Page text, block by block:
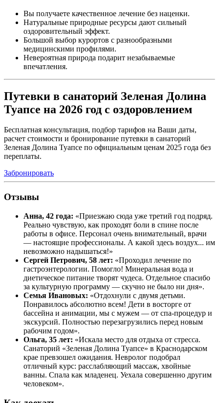
Вы получаете качественное лечение без наценки.
Натуральные природные ресурсы дают сильный
оздоровительный эффект.
Большой выбор курортов с разнообразными
медицинскими профилями.
Невероятная природа подарит незабываемые
впечатления.
Путевки в санаторий Зеленая Долина
Туапсе на 2026 год с оздоровлением
Бесплатная консультация, подбор тарифов на Ваши даты,
расчет стоимости и бронирование путевки в санаторий
Зеленая Долина Туапсе по официальным ценам 2025 года без
переплаты.
Забронировать
Отзывы
Анна, 42 года: «Приезжаю сюда уже третий год подряд.
Реально чувствую, как проходят боли в спине после
работы в офисе. Персонал очень внимательный, врачи
— настоящие профессионалы. А какой здесь воздух... им
невозможно надышаться!»
Сергей Петрович, 58 лет: «Проходил лечение по
гастроэнтерологии. Помогло! Минеральная вода и
диетическое питание творят чудеса. Отдельное спасибо
за культурную программу — скучно не было ни дня».
Семья Ивановых: «Отдохнули с двумя детьми.
Понравилось абсолютно всем! Дети в восторге от
бассейна и анимации, мы с мужем — от спа-процедур и
экскурсий. Полностью перезагрузились перед новым
рабочим годом».
Ольга, 35 лет: «Искала место для отдыха от стресса.
Санаторий «Зеленая Долина Туапсе» в Краснодарском
крае превзошел ожидания. Невролог подобрал
отличный курс: расслабляющий массаж, хвойные
ванны. Спала как младенец. Уехала совершенно другим
человеком».